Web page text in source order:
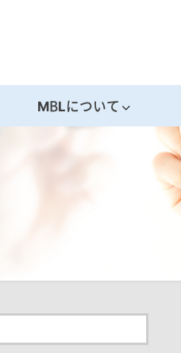
MBLについて